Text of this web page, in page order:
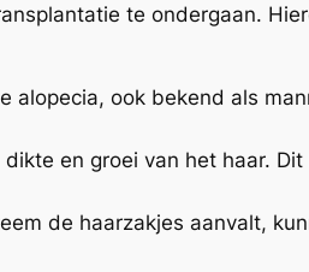
te ondergaan.
alopecia, ook bekend als
en groei van het haar. Dit
de haarzakjes aanvalt,